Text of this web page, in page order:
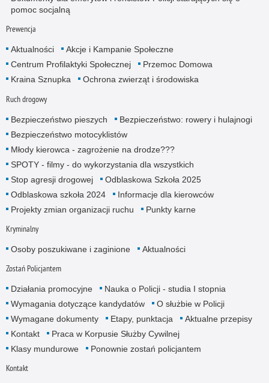
pomoc socjalną
Prewencja
Aktualności
Akcje i Kampanie Społeczne
Centrum Profilaktyki Społecznej
Przemoc Domowa
Kraina Sznupka
Ochrona zwierząt i środowiska
Ruch drogowy
Bezpieczeństwo pieszych
Bezpieczeństwo: rowery i hulajnogi
Bezpieczeństwo motocyklistów
Młody kierowca - zagrożenie na drodze???
SPOTY - filmy - do wykorzystania dla wszystkich
Stop agresji drogowej
Odblaskowa Szkoła 2025
Odblaskowa szkoła 2024
Informacje dla kierowców
Projekty zmian organizacji ruchu
Punkty karne
Kryminalny
Osoby poszukiwane i zaginione Aktualności
Zostań Policjantem
Działania promocyjne
Nauka o Policji - studia I stopnia
Wymagania dotyczące kandydatów
O służbie w Policji
Wymagane dokumenty
Etapy, punktacja
Aktualne przepisy
Kontakt
Praca w Korpusie Służby Cywilnej
Klasy mundurowe
Ponownie zostań policjantem
Kontakt